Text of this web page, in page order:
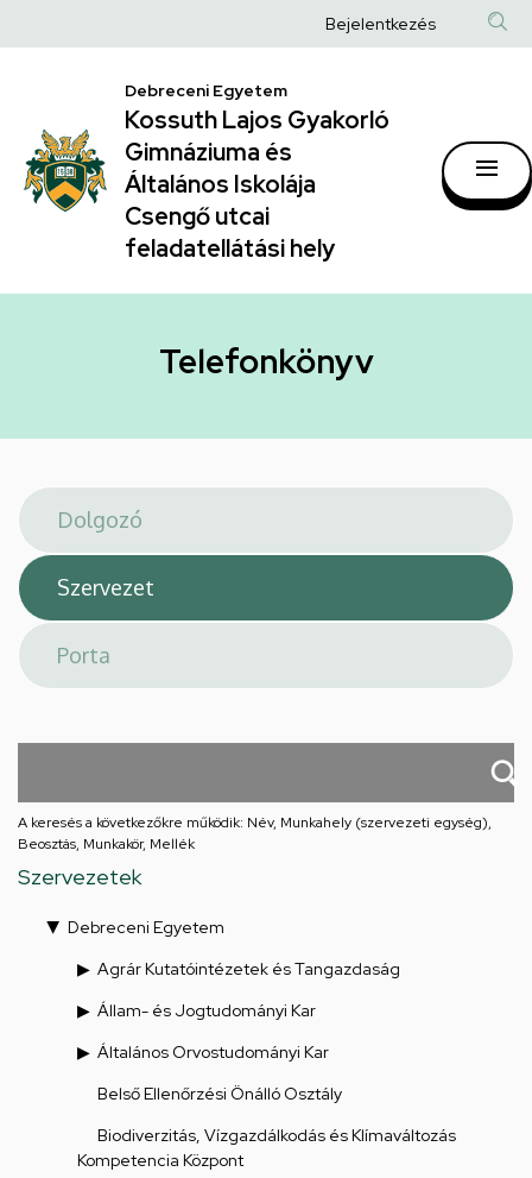
|
Kossuth
Lajos
Gyakorló
Gimnáziuma
Általános
hely
a
Anonim
fiók
Bejelentkezés
Debreceni Egyetem
Kossuth Lajos Gyakorló
Gimnáziuma és
Általános Iskolája
Csengő utcai
feladatellátási hely
Telefonkönyv
A keresés a következőkre működik: Név, Munkahely (szervezeti egység),
Beosztás, Munkakör, Mellék
Szervezetek
Debreceni Egyetem
Agrár Kutatóintézetek és Tangazdaság
Állam- és Jogtudományi Kar
Általános Orvostudományi Kar
Belső Ellenőrzési Önálló Osztály
Biodiverzitás, Vízgazdálkodás és Klímaváltozás
Kompetencia Központ